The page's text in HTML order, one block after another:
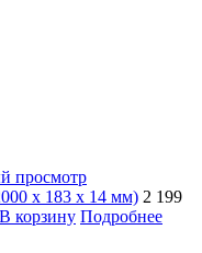
просмотр
x 183 x 14 мм) 2 199
В корзину Подробнее